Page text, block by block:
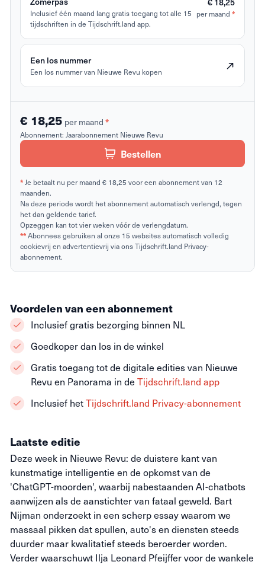
Inclusief één maand lang gratis toegang tot alle 15
tijdschriften in de Tijdschrift.land app.
per maand *
Een los nummer
Een los nummer van Nieuwe Revu kopen
€ 18,25 per maand *
Abonnement: Jaarabonnement Nieuwe Revu
Bestellen
* Je betaalt nu per maand € 18,25 voor een abonnement van 12
maanden.
Na deze periode wordt het abonnement automatisch verlengd, tegen
het dan geldende tarief.
Opzeggen kan tot vier weken vóór de verlengdatum.
**Abonnees gebruiken al onze 15 websites automatisch volledig
cookievrij en advertentievrij via ons Tijdschrift.land Privacy-
abonnement.
Laatste editie
Deze week in Nieuwe Revu: de duistere kant van
kunstmatige intelligentie en de opkomst van de
'ChatGPT-moorden', waarbij nabestaanden AI-chatbots
aanwijzen als de aanstichter van fataal geweld. Bart
Nijman onderzoekt in een scherp essay waarom we
massaal pikken dat spullen, auto's en diensten steeds
duurder maar kwalitatief steeds beroerder worden.
Verder waarschuwt Ilja Leonard Pfeijffer voor de wankele
Voordelen van een abonnement
Inclusief gratis bezorging binnen NL
Goedkoper dan los in de winkel
Gratis toegang tot de digitale edities van Nieuwe
Revu en Panorama in de Tijdschrift.land app
Inclusief hetTijdschrift.land Privacy-abonnement